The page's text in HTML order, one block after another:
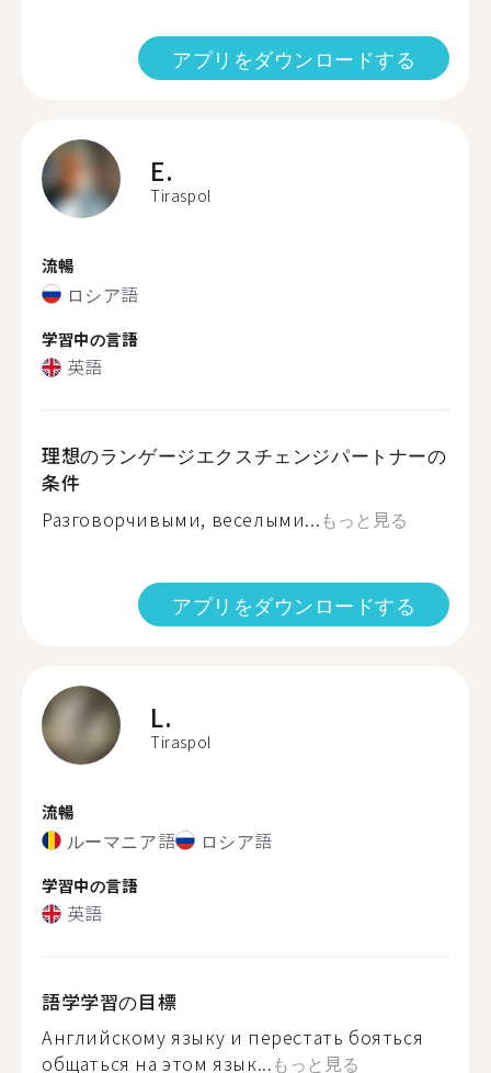
アプリをダウンロードする
E.
Tiraspol
流暢
ロシア語
学習中の言語
英語
理想のランゲージエクスチェンジパートナーの
条件
Разговорчивыми, веселыми...もっと見る
アプリをダウンロードする
L.
Tiraspol
流暢
ルーマニア語 ロシア語
学習中の言語
英語
語学学習の目標
Английскому языку и перестать бояться
общаться на этом язык...もっと見る